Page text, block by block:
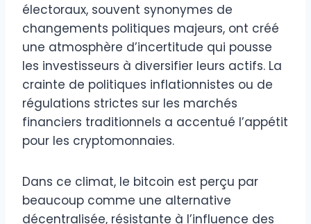
électoraux, souvent synonymes de
changements politiques majeurs, ont créé
une atmosphère d’incertitude qui pousse
les investisseurs à diversifier leurs actifs. La
crainte de politiques inflationnistes ou de
régulations strictes sur les marchés
financiers traditionnels a accentué l’appétit
pour les cryptomonnaies.
Dans ce climat, le bitcoin est perçu par
beaucoup comme une alternative
décentralisée, résistante à l’influence des